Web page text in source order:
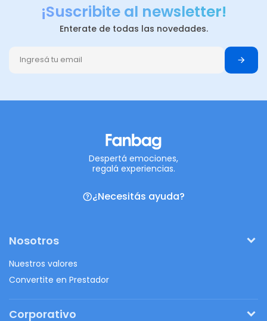
¡Suscribite al newsletter!
Enterate de todas las novedades.
Despertá emociones,
regalá experiencias.
¿Necesitás ayuda?
Nosotros
Nuestros valores
Convertite en Prestador
Corporativo